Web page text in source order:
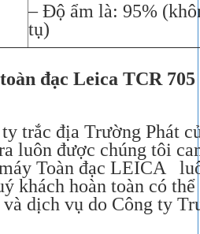
– Độ ẩm là: 95%
tụ)
đạc Leica TCR
trắc địa Trường Phát
luôn được chúng tôi
Toàn đạc LEICA
khách hoàn toàn có
và dịch vụ do Công ty